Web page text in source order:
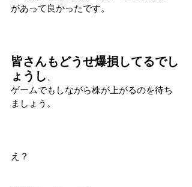
があって良かったです。
皆さんもどうせ爆損してるでし
ょうし
ゲームでもしながら株が上がるのを待ち
ましょう。
え？